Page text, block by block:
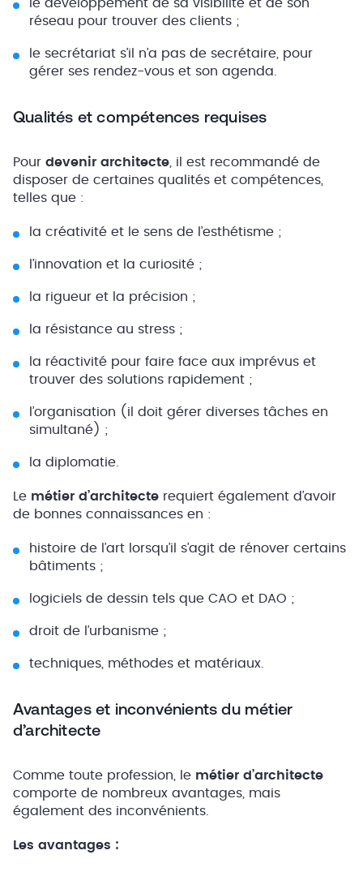
le développement de sa visibilité et de son
réseau pour trouver des clients ;
le secrétariat s’il n’a pas de secrétaire, pour
gérer ses rendez-vous et son agenda.
Qualités et compétences requises
Pour devenir architecte , il est recommandé de
disposer de certaines qualités et compétences,
telles que :
la créativité et le sens de l’esthétisme ;
l’innovation et la curiosité ;
la rigueur et la précision ;
la résistance au stress ;
la réactivité pour faire face aux imprévus et
trouver des solutions rapidement ;
l’organisation (il doit gérer diverses tâches en
simultané) ;
la diplomatie.
Le métier d’architecte requiert également d’avoir
de bonnes connaissances en :
histoire de l’art lorsqu’il s’agit de rénover certains
bâtiments ;
logiciels de dessin tels que CAO et DAO ;
droit de l’urbanisme ;
techniques, méthodes et matériaux.
Avantages et inconvénients du métier
d’architecte
Comme toute profession, le métier d’architecte
comporte de nombreux avantages, mais
également des inconvénients.
Les avantages :